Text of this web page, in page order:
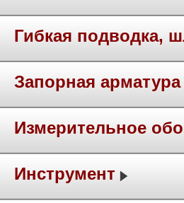
Гибкая подводка,
Запорная арматура
Измерительное
Инструмент